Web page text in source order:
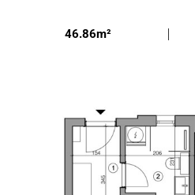
46.86m²